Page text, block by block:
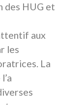
des HUG et
aux
les
La